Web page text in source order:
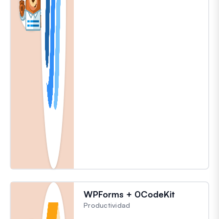
WPForms + 0CodeKit
Productividad